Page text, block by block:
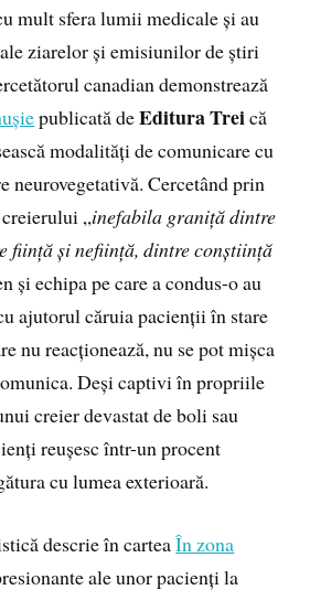
mult sfera lumii medicale și au
ziarelor și emisiunilor de știri
canadian demonstrează
publicată deEditura Treică
modalități de comunicare cu
neurovegetativă. Cercetând prin
„inefabila graniță dintre
ființă și neființă, dintre conștiință
și echipa pe care a condus-o au
ajutorul căruia pacienții în stare
nu reacționează, nu se pot mișca
Deși captivi în propriile
creier devastat de boli sau
reușesc într-un procent
cu lumea exterioară.
descrie în carteaÎn zona
ale unor pacienți la